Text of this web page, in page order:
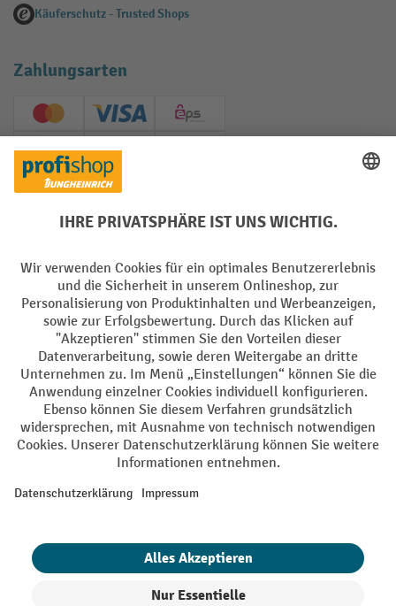
Käuferschutz - Trusted Shops
Zahlungsarten
Creditcard (Master)Creditcard (Visa)
EPS
PayPal
Soziale Netzwerke
Impressum Datenschutz
Barrierefreiheit Privacy Settings
Alle Preise exkl. gesetzl. Mehrwertsteuer zzgl.Versandkostenund ggf.
Nachnahmegebühren, wenn nicht anders angegeben.
¹ Der Rabatt gilt so lange der Vorrat reicht. Der Rabatt gilt nicht auf
oder Gutscheinen ist nicht möglich. | ² Der Rabatt wird einmalig bei
eingelöst werden. Die Höhe des Rabatts variiert je nach
Produktkategorie und beträgt bis zu 10 % (10 % auf Lager, Umwelt,
Heben | 7% auf Büro). Ausgenommen sind Elektro-Hubwagen,